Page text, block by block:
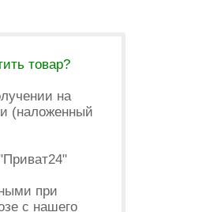
товар?
на
(наложенный
при
с нашего